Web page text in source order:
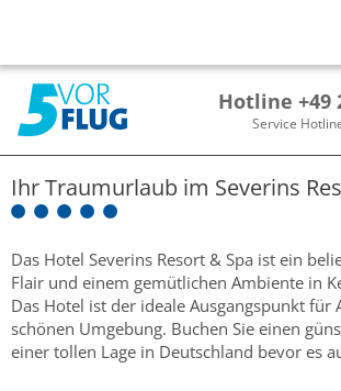
Hotline +49
Service
Ihr Traumurlaub im Severins
Das Hotel Severins Resort & Spa ist ein
Flair und einem gemütlichen Ambiente in
Das Hotel ist der ideale Ausgangspunkt für
schönen Umgebung. Buchen Sie einen
einer tollen Lage in Deutschland bevor es